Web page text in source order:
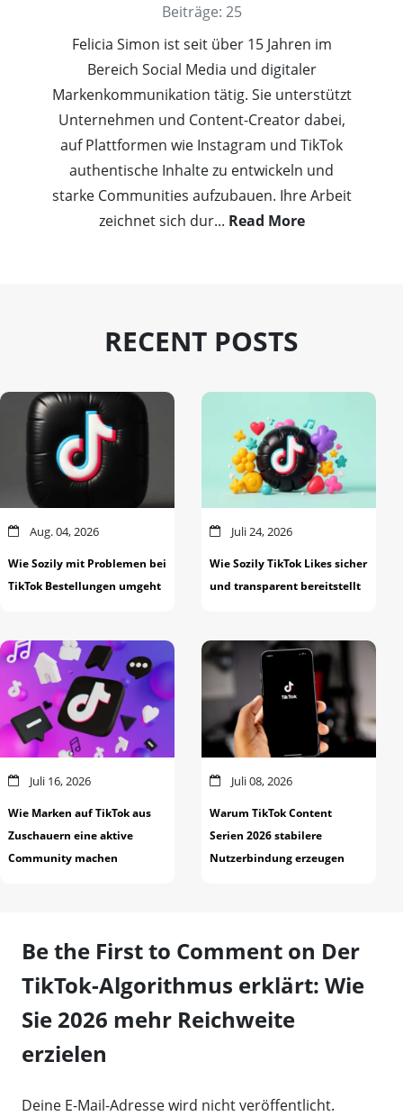
Beiträge: 25
Felicia Simon ist seit über 15 Jahren im
Bereich Social Media und digitaler
Markenkommunikation tätig. Sie unterstützt
Unternehmen und Content-Creator dabei,
auf Plattformen wie Instagram und TikTok
authentische Inhalte zu entwickeln und
starke Communities aufzubauen. Ihre Arbeit
zeichnet sich dur... Read More
RECENT POSTS
Aug. 04, 2026
Wie Sozily mit Problemen bei
TikTok Bestellungen umgeht
Juli 24, 2026
Wie Sozily TikTok Likes sicher
und transparent bereitstellt
Juli 16, 2026
Wie Marken auf TikTok aus
Zuschauern eine aktive
Community machen
Juli 08, 2026
Warum TikTok Content
Serien 2026 stabilere
Nutzerbindung erzeugen
Be the First to Comment on Der
TikTok-Algorithmus erklärt: Wie
Sie 2026 mehr Reichweite
erzielen
Deine E-Mail-Adresse wird nicht veröffentlicht.